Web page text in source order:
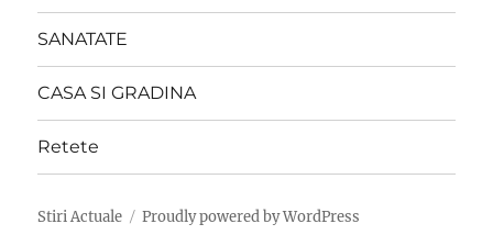
SANATATE
CASA SI GRADINA
Retete
Stiri Actuale Proudly powered by WordPress